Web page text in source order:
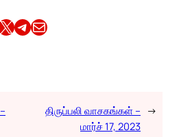
on X Share this article on TelegramEmail this Article
திருப்பலி வாசகங்கள் –
மார்ச் 17, 2023
→